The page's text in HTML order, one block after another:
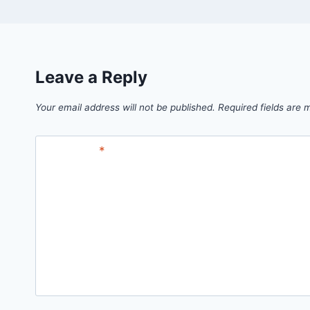
Leave a Reply
Your email address will not be published. Required fields are
*